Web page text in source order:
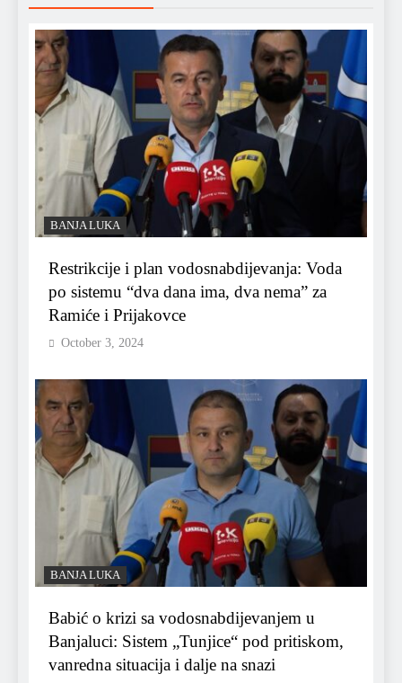
BANJA LUKA
Restrikcije i plan vodosnabdijevanja: Voda
po sistemu “dva dana ima, dva nema” za
Ramiće i Prijakovce
October 3, 2024
BANJA LUKA
Babić o krizi sa vodosnabdijevanjem u
Banjaluci: Sistem „Tunjice“ pod pritiskom,
vanredna situacija i dalje na snazi